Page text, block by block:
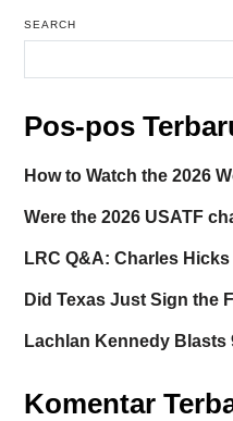
SEARCH
Pos-pos
How to Watch the 2026
Were the 2026 USATF
LRC Q&A: Charles
Did Texas Just Sign the
Lachlan Kennedy Blasts
Komentar